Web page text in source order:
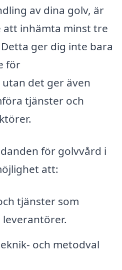
av dina golv, är
att inhämta minst tre
ger dig inte bara
för
det ger även
tjänster och
för golvvård i
att:
tjänster som
leverantörer.
och metodval